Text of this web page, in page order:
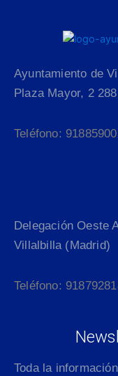
Ayuntamiento de
Plaza Mayor, 2
Teléfono:
Delegación Oeste
Villalbilla (Madrid)
Teléfono:
Toda la